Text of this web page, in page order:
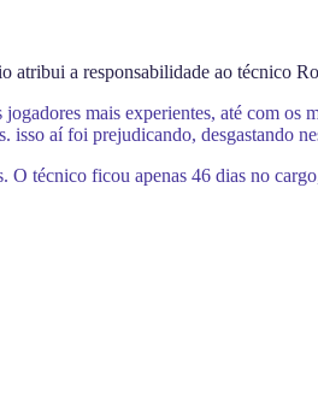
atribui a responsabilidade ao técnico
mais experientes, até com os
isso aí foi prejudicando, desgastando
técnico ficou apenas 46 dias no